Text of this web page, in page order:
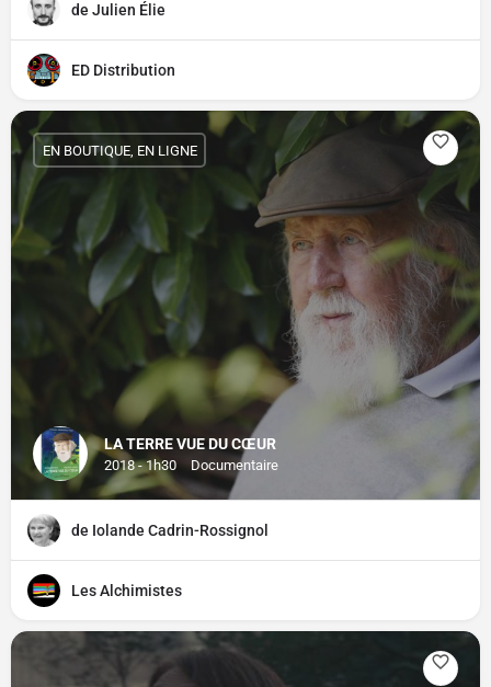
de Julien Élie
ED Distribution
LA TERRE VUE DU CŒUR
2018 - 1h30 Documentaire
EN BOUTIQUE, EN LIGNE
de Iolande Cadrin-Rossignol
Les Alchimistes